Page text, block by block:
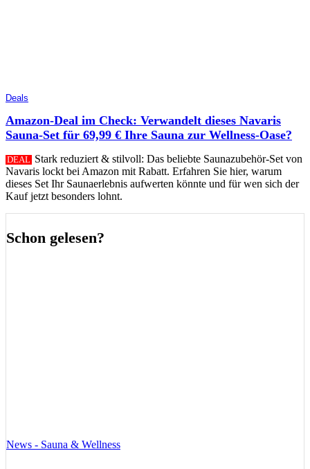
Deals
Amazon-Deal im Check: Verwandelt dieses Navaris
Sauna-Set für 69,99 € Ihre Sauna zur Wellness-Oase?
DEAL Stark reduziert & stilvoll: Das beliebte Saunazubehör-Set von
Navaris lockt bei Amazon mit Rabatt. Erfahren Sie hier, warum
dieses Set Ihr Saunaerlebnis aufwerten könnte und für wen sich der
Kauf jetzt besonders lohnt.
Schon gelesen?
News - Sauna & Wellness